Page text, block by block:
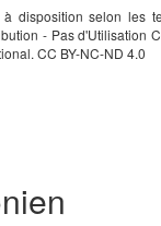
disposition selon les
- Pas d'Utilisation
CC BY-NC-ND 4.0